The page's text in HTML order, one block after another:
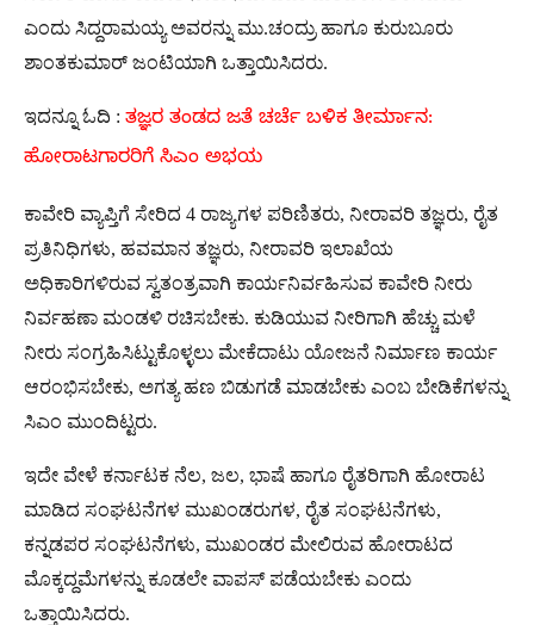
ಎಂದು ಸಿದ್ದರಾಮಯ್ಯ ಅವರನ್ನು ಮು.ಚಂದ್ರು ಹಾಗೂ ಕುರುಬೂರು
ಶಾಂತಕುಮಾರ್‌ ಜಂಟಿಯಾಗಿ ಒತ್ತಾಯಿಸಿದರು.
ಇದನ್ನೂ ಓದಿ : ತಜ್ಞರ ತಂಡದ ಜತೆ ಚರ್ಚೆ ಬಳಿಕ ತೀರ್ಮಾನ:
ಹೋರಾಟಗಾರರಿಗೆ ಸಿಎಂ ಅಭಯ
ಕಾವೇರಿ ವ್ಯಾಪ್ತಿಗೆ ಸೇರಿದ 4 ರಾಜ್ಯಗಳ ಪರಿಣಿತರು, ನೀರಾವರಿ ತಜ್ಞರು, ರೈತ
ಪ್ರತಿನಿಧಿಗಳು, ಹವಮಾನ ತಜ್ಞರು, ನೀರಾವರಿ ಇಲಾಖೆಯ
ಅಧಿಕಾರಿಗಳಿರುವ ಸ್ವತಂತ್ರವಾಗಿ ಕಾರ್ಯನಿರ್ವಹಿಸುವ ಕಾವೇರಿ ನೀರು
ನಿರ್ವಹಣಾ ಮಂಡಳಿ ರಚಿಸಬೇಕು. ಕುಡಿಯುವ ನೀರಿಗಾಗಿ ಹೆಚ್ಚು ಮಳೆ
ನೀರು ಸಂಗ್ರಹಿಸಿಟ್ಟುಕೊಳ್ಳಲು ಮೇಕೆದಾಟು ಯೋಜನೆ ನಿರ್ಮಾಣ ಕಾರ್ಯ
ಆರಂಭಿಸಬೇಕು, ಅಗತ್ಯ ಹಣ ಬಿಡುಗಡೆ ಮಾಡಬೇಕು ಎಂಬ ಬೇಡಿಕೆಗಳನ್ನು
ಸಿಎಂ ಮುಂದಿಟ್ಟರು.
ಇದೇ ವೇಳೆ ಕರ್ನಾಟಕ ನೆಲ, ಜಲ, ಭಾಷೆ ಹಾಗೂ ರೈತರಿಗಾಗಿ ಹೋರಾಟ
ಮಾಡಿದ ಸಂಘಟನೆಗಳ ಮುಖಂಡರುಗಳ, ರೈತ ಸಂಘಟನೆಗಳು,
ಕನ್ನಡಪರ ಸಂಘಟನೆಗಳು, ಮುಖಂಡರ ಮೇಲಿರುವ ಹೋರಾಟದ
ಮೊಕ್ಕದ್ದಮೆಗಳನ್ನು ಕೂಡಲೇ ವಾಪಸ್‌ ಪಡೆಯಬೇಕು ಎಂದು
ಒತ್ತಾಯಿಸಿದರು.